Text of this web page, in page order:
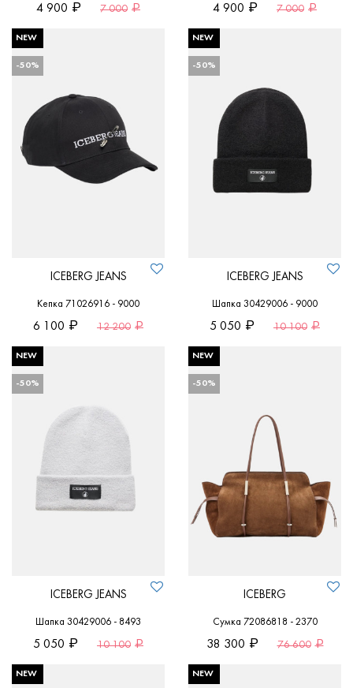
4 900 7 000 4 900 7 000
NEW
-50%
ICEBERG JEANS
Кепка 71026916 - 9000
6 100 12 200
NEW
-50%
ICEBERG JEANS
Шапка 30429006 - 9000
5 050 10 100
NEW
-50%
ICEBERG JEANS
Шапка 30429006 - 8493
5 050 10 100
NEW
-50%
ICEBERG
Сумка 72086818 - 2370
38 300 76 600
NEW NEW